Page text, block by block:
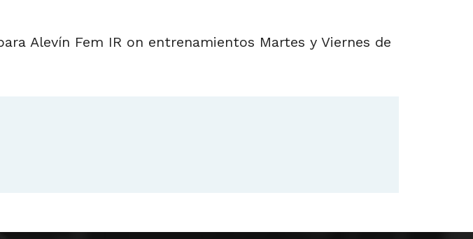
Alevín Fem IR on entrenamientos Martes y Viernes de